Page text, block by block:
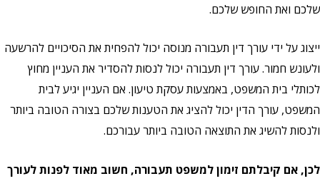
שלכם ואת החופש שלכם.
ייצוג על ידי עורך דין תעבורה מנוסה יכול להפחית את הסיכויים להרשעה
ולעונש חמור. עורך דין תעבורה יכול לנסות להסדיר את העניין מחוץ
לכותלי בית המשפט, באמצעות עסקת טיעון. אם העניין יגיע לבית
המשפט, עורך הדין יכול להציג את הטענות שלכם בצורה הטובה ביותר
ולנסות להשיג את התוצאה הטובה ביותר עבורכם.
לכן, אם קיבלתם זימון למשפט תעבורה, חשוב מאוד לפנות לעורך